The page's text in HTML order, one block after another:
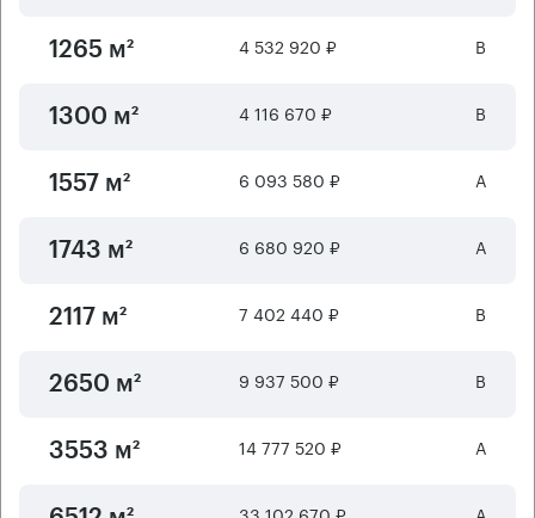
1265 м² 4 532 920 ₽ B
1300 м² 4 116 670 ₽ B
1557 м² 6 093 580 ₽ А
1743 м² 6 680 920 ₽ А
2117 м² 7 402 440 ₽ B
2650 м² 9 937 500 ₽ B
3553 м² 14 777 520 ₽ А